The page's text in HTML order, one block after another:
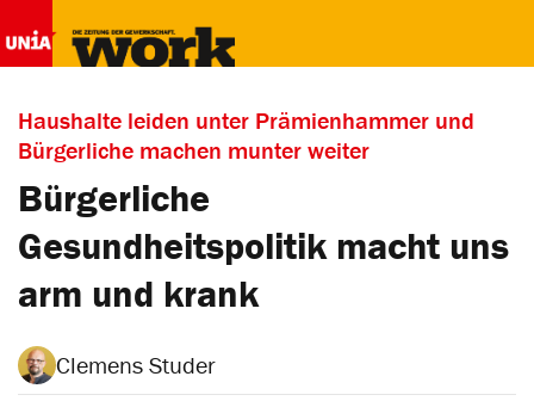
Haushalte leiden unter Prämienhammer und
Bürgerliche machen munter weiter
Bürgerliche
Gesundheitspolitik macht uns
arm und krank
Clemens Studer